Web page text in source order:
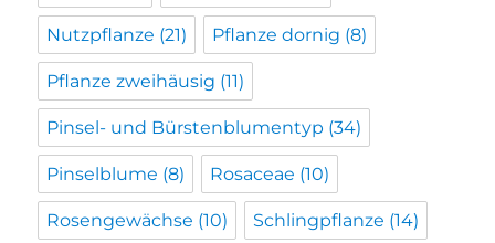
Nutzpflanze (21) Pflanze dornig (8)
Pflanze zweihäusig (11)
Pinsel- und Bürstenblumentyp (34)
Pinselblume (8) Rosaceae (10)
Rosengewächse (10) Schlingpflanze (14)